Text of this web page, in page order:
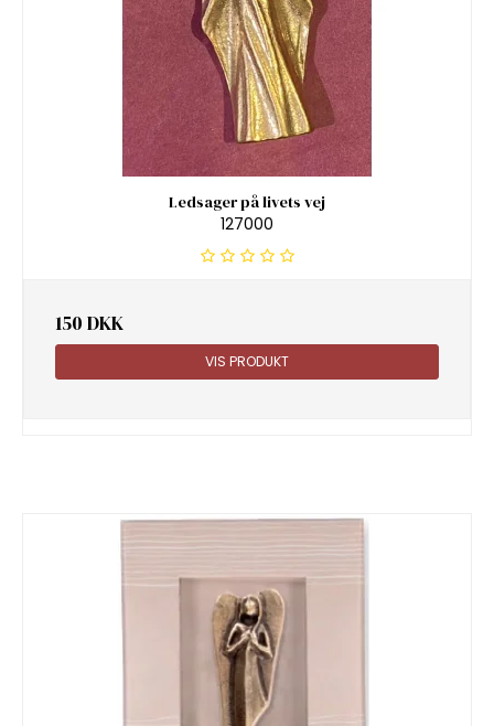
Ledsager på livets vej
127000
150 DKK
VIS PRODUKT